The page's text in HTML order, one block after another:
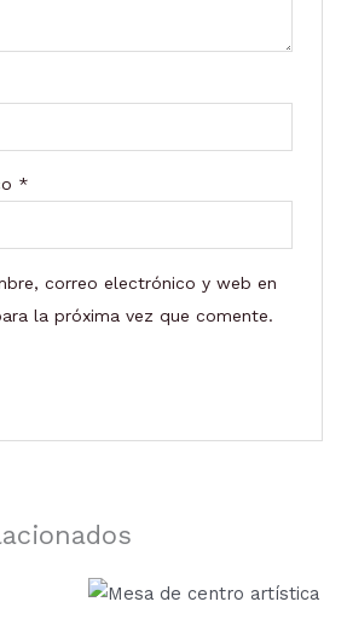
*
correo electrónico y web en
la próxima vez que comente.